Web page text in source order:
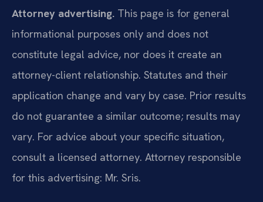
Attorney advertising. This page is for general
informational purposes only and does not
constitute legal advice, nor does it create an
attorney-client relationship. Statutes and their
application change and vary by case. Prior results
do not guarantee a similar outcome; results may
vary. For advice about your specific situation,
consult a licensed attorney. Attorney responsible
for this advertising: Mr. Sris.